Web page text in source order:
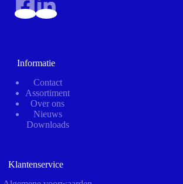
Informatie
Contact
Assortiment
Over ons
Nieuws
Downloads
Klantenservice